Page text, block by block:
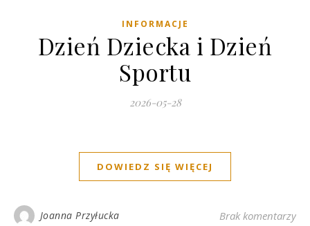
INFORMACJE
Dzień Dziecka i Dzień
Sportu
2026-05-28
DOWIEDZ SIĘ WIĘCEJ
Joanna Przyłucka Brak komentarzy